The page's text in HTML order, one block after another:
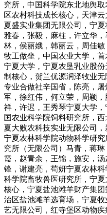
究所，中国科学院东北地舆
区农村科技成长核心，天津
夏盛实业集团无限公司，宁
雅春，张毅，麻柱，许立华
林，侯丽娥，韩丽云，周佳
牧工做坐，中国农业大学，
宁夏大学，宁夏农垦乳业股
制核心，贺兰优源润泽牧业
专业合做社辛国省，陈亮，
军，徐红伟，何立荣，周颖
祥，许迟，王秀琴宁夏大学
国农业科学院饲料研究所，
夏大败农科技实业无限公司
宁夏农林科学院动物科学研
究所（无限公司）马青，蒋
霞，赵青余，王锦，施安，
锋，谢建亮，苟妍宁夏农林
科学院畜牧兽医研究所，宁
核心，宁夏盐池滩羊财产集
治区盐池滩羊选育场，宁夏
艺无限公司，红寺堡区动物